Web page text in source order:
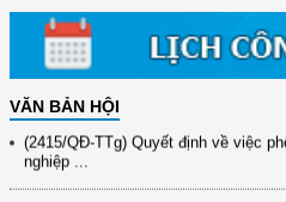
VĂN BẢN HỘI
(417/QĐ-BNNMT) Quyết định phê
xây dựng ...
(891/KH-ĐCT) Kế hoạch thực hiện
(2415/QĐ-TTg) Quyết định về việc
nghiệp ...